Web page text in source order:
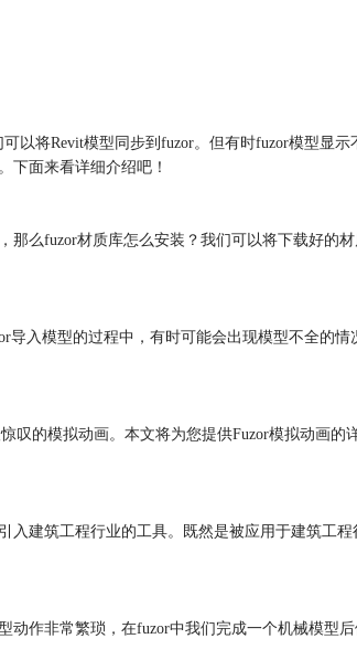
将Revit模型同步到fuzor。但有时fuzor模型显
下面来看详细介绍吧！
么fuzor材质库怎么安装？我们可以将下载好的
入模型的过程中，有时可能会出现模型不全的
的模拟动画。本文将为您提供Fuzor模拟动画
建筑工程行业的工具。既然是被应用于建筑工
作非常繁琐，在fuzor中我们完成一个机械模型